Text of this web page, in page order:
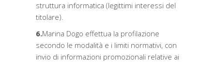
struttura informatica (legittimi interessi del
titolare).
6.Marina Dogo effettua la profilazione
secondo le modalità e i limiti normativi, con
invio di informazioni promozionali relative ai